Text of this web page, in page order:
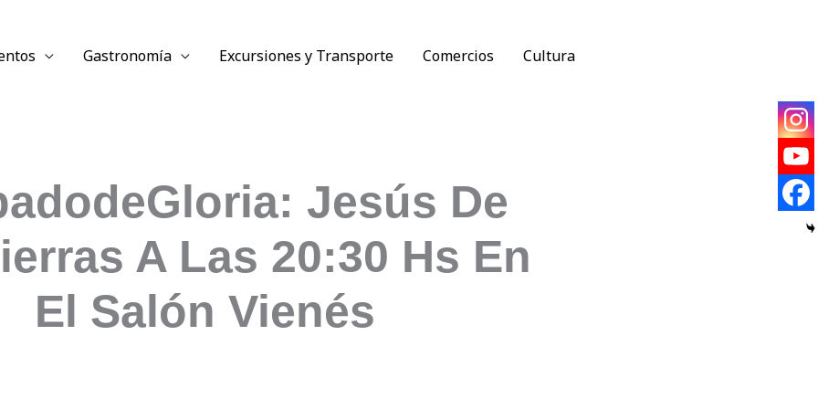
Gastronomía Excursiones y Transporte Comercios Cultura
Jesús De
A Las 20:30 Hs En
El Salón Vienés